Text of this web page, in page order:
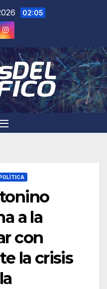
02:05
POLÍTICA
a la
con
la crisis